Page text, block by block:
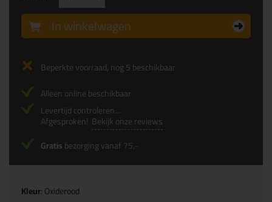
Kleur: Oxiderood
In winkelwagen
Beperkte voorraad, nog 5 beschikbaar
Alleen online beschikbaar
Levertijd controleren...
Afgesproken! Bekijk onze reviews
Gratisbezorging vanaf 75,-